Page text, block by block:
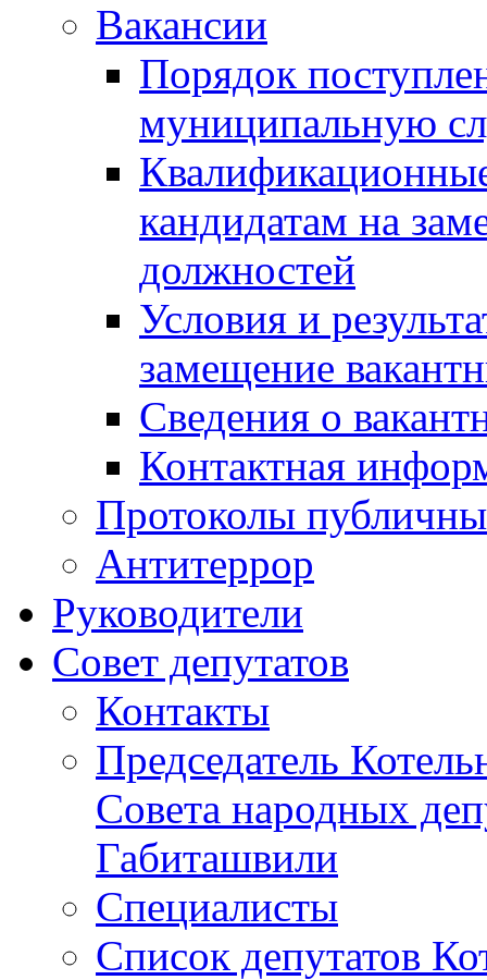
Вакансии
Порядок
муниципальную
кандидатам на
должностей
Условия и
замещение
Сведения о
Контактная
Протоколы
Антитеррор
Руководители
Совет депутатов
Контакты
Председатель
Совета народных
Габиташвили
Специалисты
Список депутатов